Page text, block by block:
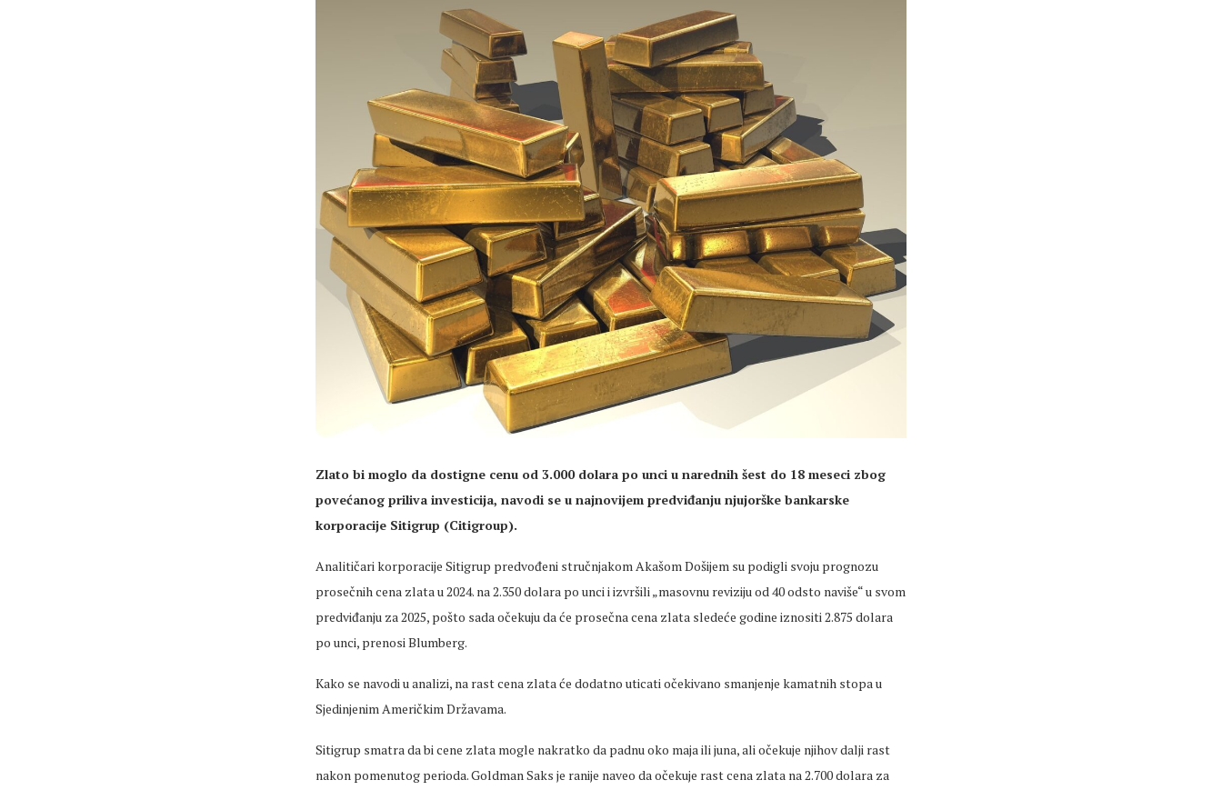
Zlato bi moglo da dostigne cenu od 3.000 dolara po unci u narednih šest do 18 meseci zbog
povećanog priliva investicija, navodi se u najnovijem predviđanju njujorške bankarske
korporacije Sitigrup (Citigroup).
Analitičari korporacije Sitigrup predvođeni stručnjakom Akašom Došijem su podigli svoju prognozu
prosečnih cena zlata u 2024. na 2.350 dolara po unci i izvršili „masovnu reviziju od 40 odsto naviše“ u svom
predviđanju za 2025, pošto sada očekuju da će prosečna cena zlata sledeće godine iznositi 2.875 dolara
po unci, prenosi Blumberg.
Kako se navodi u analizi, na rast cena zlata će dodatno uticati očekivano smanjenje kamatnih stopa u
Sjedinjenim Američkim Državama.
Sitigrup smatra da bi cene zlata mogle nakratko da padnu oko maja ili juna, ali očekuje njihov dalji rast
nakon pomenutog perioda. Goldman Saks je ranije naveo da očekuje rast cena zlata na 2.700 dolara za